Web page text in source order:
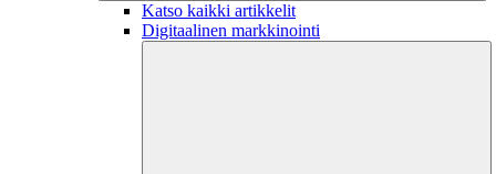
Katso kaikki artikkelit
Digitaalinen markkinointi